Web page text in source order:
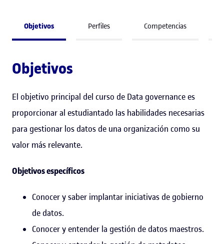
Objetivos Perfiles Competencias
Objetivos
El objetivo principal del curso de Data governance es
proporcionar al estudiantado las habilidades necesarias
para gestionar los datos de una organización como su
valor más relevante.
Objetivos específicos
Conocer y saber implantar iniciativas de gobierno
de datos.
Conocer y entender la gestión de datos maestros.